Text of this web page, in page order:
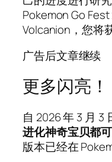
Pokemon Go
Volcanion，您将
广告后文章继续
更多闪亮！
自 2026 年 3 月 3
进化神奇宝贝都
版本已经在